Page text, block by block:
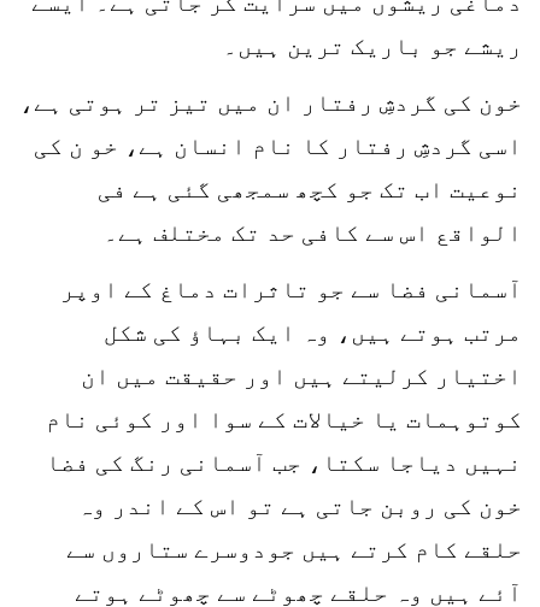
ریشے جو باریک ترین ہیں۔
خون کی گردشِ رفتار ان میں تیز تر ہوتی ہے،
اسی گردشِ رفتار کا نام انسان ہے، خو ن کی
نوعیت اب تک جو کچھ سمجھی گئی ہے فی
الواقع اس سے کافی حد تک مختلف ہے۔
آسمانی فضا سے جو تاثرات دماغ کے اوپر
مرتب ہوتے ہیں، وہ ایک بہاؤ کی شکل
اختیار کرلیتے ہیں اور حقیقت میں ان
کوتوہمات یا خیالات کے سوا اور کوئی نام
نہیں دیاجا سکتا، جب آسمانی رنگ کی فضا
خون کی روبن جاتی ہے تو اس کے اندر وہ
حلقے کام کرتے ہیں جودوسرے ستاروں سے
آئے ہیں وہ حلقے چھوٹے سے چھوٹے ہوتے